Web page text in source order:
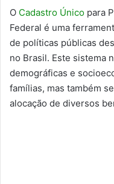
O Cadastro Único para
Federal é uma
de políticas públicas
no Brasil. Este sistema
demográficas e
famílias, mas também
alocação de diversos